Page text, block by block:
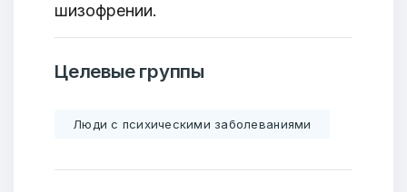
шизофрении.
Целевые группы
Люди с психическими заболеваниями